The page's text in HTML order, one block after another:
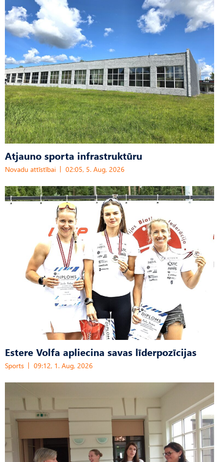
Atjauno sporta infrastruktūru
Novadu attīstībai 02:05, 5. Aug, 2026
Estere Volfa apliecina savas līderpozīcijas
Sports 09:12, 1. Aug, 2026